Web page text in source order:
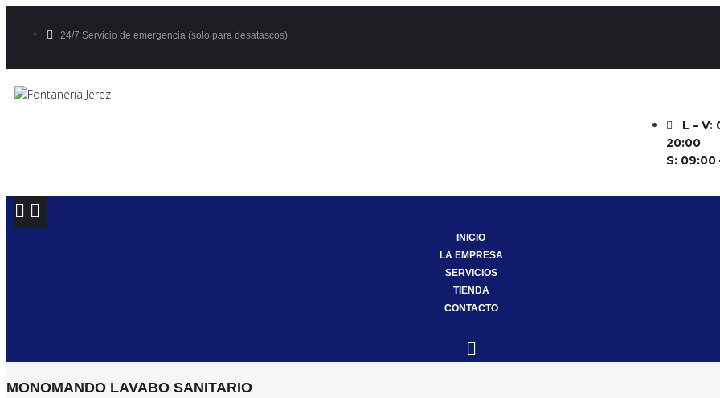
24/7 Servicio de emergencia (solo para desatascos)
L – V:
20:00
S: 09:00
INICIO
LA EMPRESA
SERVICIOS
TIENDA
CONTACTO
MONOMANDO LAVABO SANITARIO